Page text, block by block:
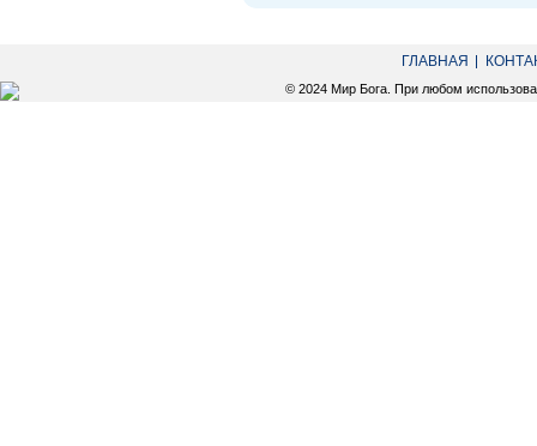
ГЛАВНАЯ
© 2024 Мир Бога. При любом